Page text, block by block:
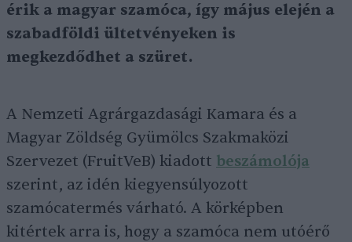
érik a magyar szamóca, így május elején a
szabadföldi ültetvényeken is
megkezdődhet a szüret.
A Nemzeti Agrárgazdasági Kamara és a
Magyar Zöldség Gyümölcs Szakmaközi
Szervezet (FruitVeB) kiadott beszámolója
szerint, az idén kiegyensúlyozott
szamócatermés várható. A körképben
kitértek arra is, hogy a szamóca nem utóérő